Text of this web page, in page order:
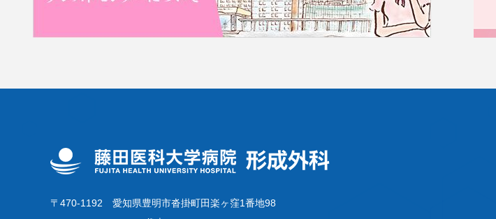
〒470-1192 愛知県豊明市沓掛町田楽ヶ窪1番地98